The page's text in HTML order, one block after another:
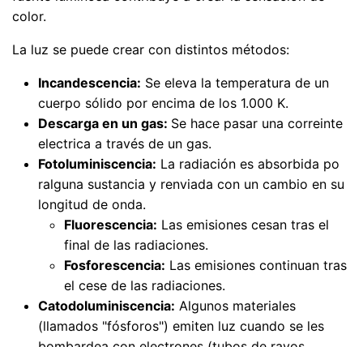
color.
La luz se puede crear con distintos métodos:
Incandescencia: Se eleva la temperatura de un
cuerpo sólido por encima de los 1.000 K.
Descarga en un gas: Se hace pasar una correinte
electrica a través de un gas.
Fotoluminiscencia: La radiación es absorbida po
ralguna sustancia y renviada con un cambio en su
longitud de onda.
Fluorescencia: Las emisiones cesan tras el
final de las radiaciones.
Fosforescencia: Las emisiones continuan tras
el cese de las radiaciones.
Catodoluminiscencia: Algunos materiales
(llamados "fósforos") emiten luz cuando se les